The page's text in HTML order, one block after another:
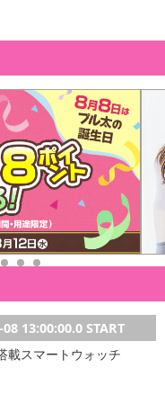
13:00:00.0 START
載スマートウォッチ